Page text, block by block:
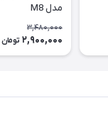
مدل M8
3,480,000
2,900,000 تومان